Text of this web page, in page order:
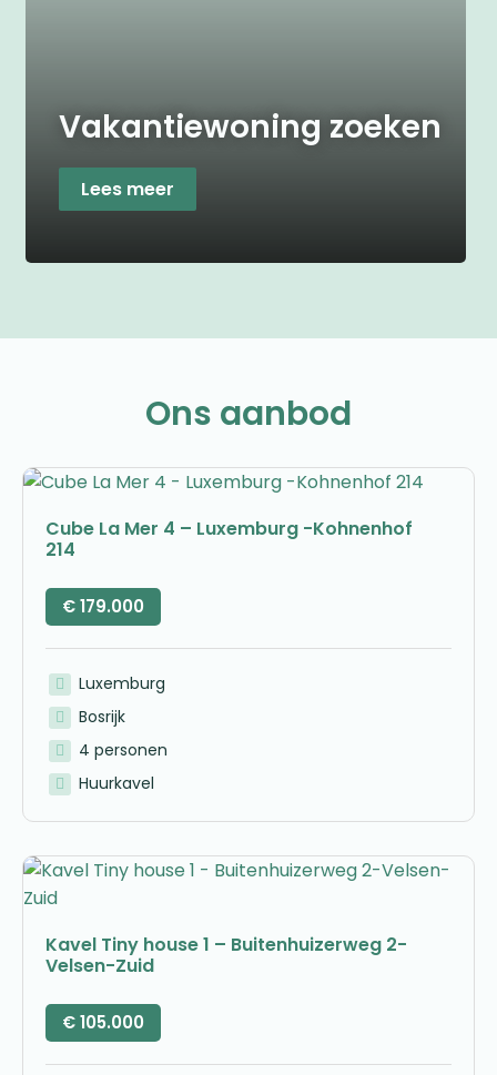
Vakantiewoning zoeken
Lees meer
Ons aanbod
Cube La Mer 4 – Luxemburg -Kohnenhof
214
€179.000
Luxemburg
Bosrijk
4 personen
Huurkavel
Kavel Tiny house 1 – Buitenhuizerweg 2-
Velsen-Zuid
€105.000